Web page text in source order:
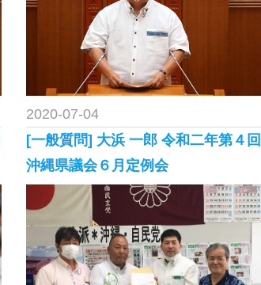
2020-07-04
[一般質問] 大浜 一郎 令和二年第４回
沖縄県議会６月定例会